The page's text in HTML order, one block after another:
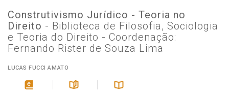
Construtivismo Jurídico - Teoria no
Direito - Biblioteca de Filosofia, Sociologia
e Teoria do Direito - Coordenação:
Fernando Rister de Souza Lima
LUCAS FUCCI AMATO